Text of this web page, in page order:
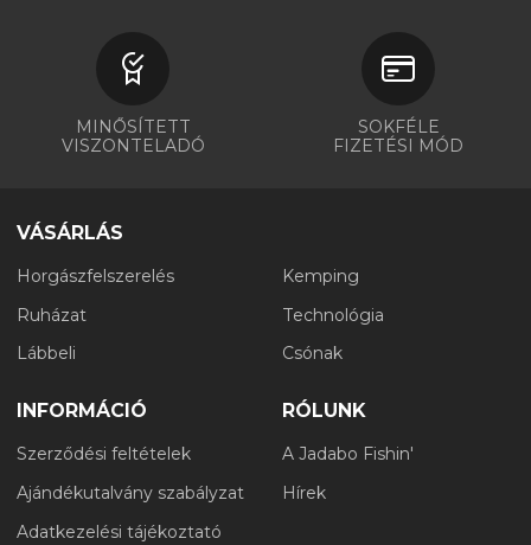
MINŐSÍTETT
VISZONTELADÓ
SOKFÉLE
FIZETÉSI MÓD
VÁSÁRLÁS
Horgászfelszerelés
Ruházat
Lábbeli
Kemping
Technológia
Csónak
INFORMÁCIÓ
Szerződési feltételek
Ajándékutalvány szabályzat
Adatkezelési tájékoztató
RÓLUNK
A Jadabo Fishin'
Hírek